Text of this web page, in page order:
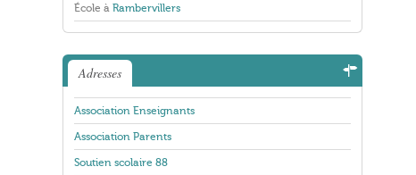
École à Rambervillers
Adresses
Association Enseignants
Association Parents
Soutien scolaire 88